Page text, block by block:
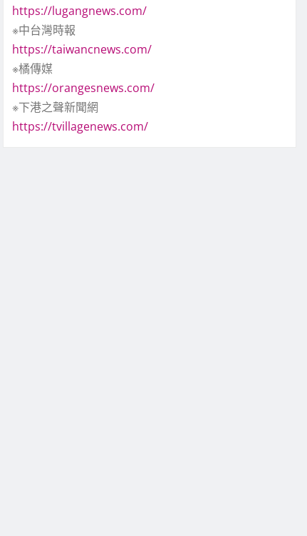
https://lugangnews.com/
※中台灣時報
https://taiwancnews.com/
※橘傳媒
https://orangesnews.com/
※下港之聲新聞網
https://tvillagenews.com/